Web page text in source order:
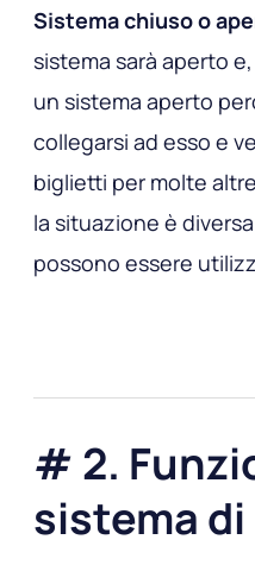
Sistema chiuso o
sistema sarà aperto
un sistema aperto
collegarsi ad esso e
biglietti per molte
la situazione è
possono essere
# 2.
sistema